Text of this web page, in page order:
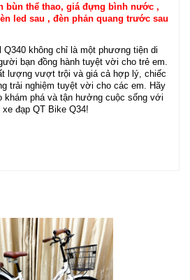
bùn thể thao, giá đựng bình nước ,
led sau , đèn phản quang trước sau
Q340 không chỉ là một phương tiện di
bạn đồng hành tuyệt vời cho trẻ em.
lượng vượt trội và giá cả hợp lý, chiếc
trải nghiệm tuyệt vời cho các em. Hãy
khám phá và tận hưởng cuộc sống với
xe đạp QT Bike Q34!